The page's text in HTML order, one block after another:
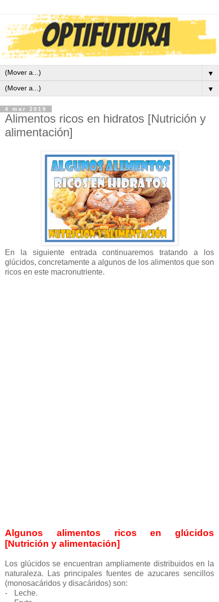
▼
▼
4 mar 2019
Alimentos ricos en hidratos [Nutrición y
alimentación]
En la siguiente entrada continuaremos tratando a los
glúcidos, concretamente a algunos de los alimentos que son
ricos en este macronutriente.
Algunos alimentos ricos en glúcidos
[Nutrición y alimentación]
Los glúcidos se encuentran ampliamente distribuidos en la
naturaleza. Las principales fuentes de azucares sencillos
(monosacáridos y disacáridos) son:
-
Leche.